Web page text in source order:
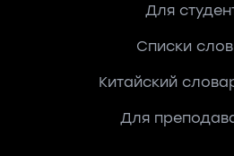
Для
Списки слов
Китайский
Для